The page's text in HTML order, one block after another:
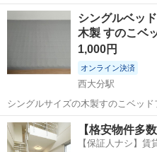
悪い部分がありますのでご了承くだ
フィールを読んでいただいた上で
大分 大分市 大分駅 ベッ
シングルベッ
木製 すのこベ
1,000円
オンライン決済
西大分駅
シングルサイズの木製すのこベッド
す。 【セット内容】 ・木製すのこベッドフレーム ・マットレス 通常
使用に伴う傷や使用感がありますが
は写真をご確認ください。...
大分 大分市 西大分駅
【格安物件多
【保証人ナシ】賃